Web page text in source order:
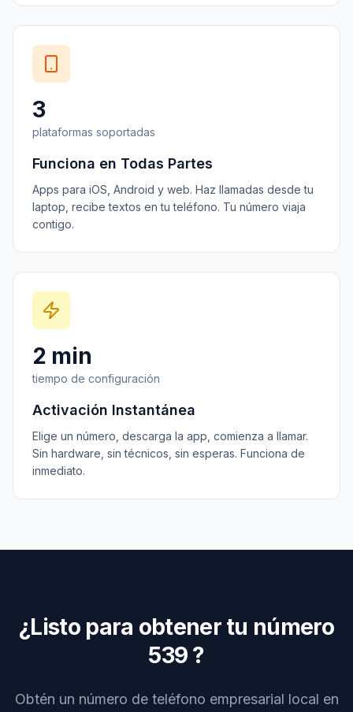
3
plataformas soportadas
Funciona en Todas Partes
Apps para iOS, Android y web. Haz llamadas desde tu
laptop, recibe textos en tu teléfono. Tu número viaja
contigo.
2 min
tiempo de configuración
Activación Instantánea
Elige un número, descarga la app, comienza a llamar.
Sin hardware, sin técnicos, sin esperas. Funciona de
inmediato.
¿Listo para obtener tu número
539 ?
Obtén un número de teléfono empresarial local en